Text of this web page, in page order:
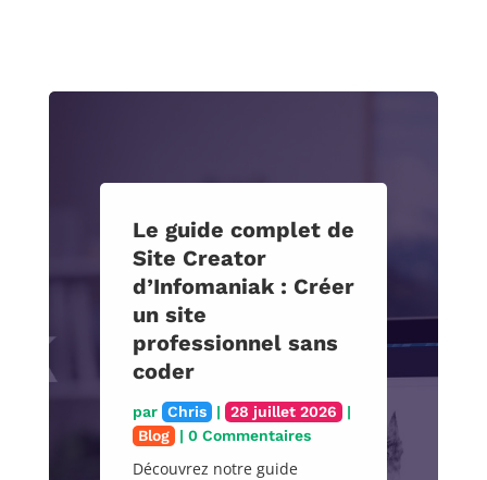
Le guide complet de
Site Creator
d’Infomaniak : Créer
un site
professionnel sans
coder
par Chris | 28 juillet 2026 |
Blog | 0 Commentaires
Découvrez notre guide